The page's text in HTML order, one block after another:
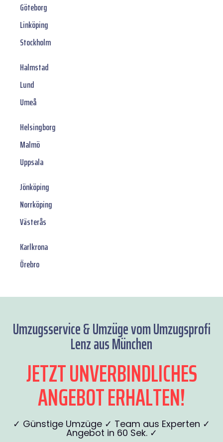
Göteborg
Linköping
Stockholm
Halmstad
Lund
Umeå
Helsingborg
Malmö
Uppsala
Jönköping
Norrköping
Västerås
Karlkrona
Örebro
Umzugsservice & Umzüge vom Umzugsprofi
Lenz aus München
JETZT UNVERBINDLICHES
ANGEBOT ERHALTEN!
✓ Günstige Umzüge ✓ Team aus Experten ✓
Angebot in 60 Sek. ✓